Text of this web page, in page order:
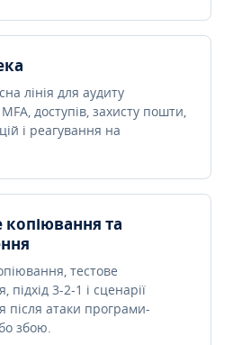
лінія для аудиту
доступів, захисту пошти,
і реагування на
копіювання та
тестове
підхід 3-2-1 і сценарії
після атаки програми-
збою.